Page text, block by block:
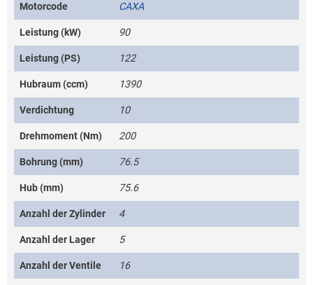
Motorcode CAXA
Leistung (kW) 90
Leistung (PS) 122
Hubraum (ccm) 1390
Verdichtung 10
Drehmoment (Nm) 200
Bohrung (mm) 76.5
Hub (mm) 75.6
Anzahl der Zylinder 4
Anzahl der Lager 5
Anzahl der Ventile 16